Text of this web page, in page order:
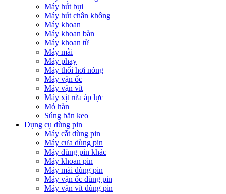
Máy hút bụi
Máy hút chân không
Máy khoan
Máy khoan bàn
Máy khoan từ
Máy mài
Máy phay
Máy thổi hơi nóng
Máy vặn ốc
Máy vặn vít
Máy xịt rửa áp lực
Mỏ hàn
Súng bắn keo
Dụng cụ dùng pin
Máy cắt dùng pin
Máy cưa dùng pin
Máy dùng pin khác
Máy khoan pin
Máy mài dùng pin
Máy vặn ốc dùng pin
Máy vặn vít dùng pin